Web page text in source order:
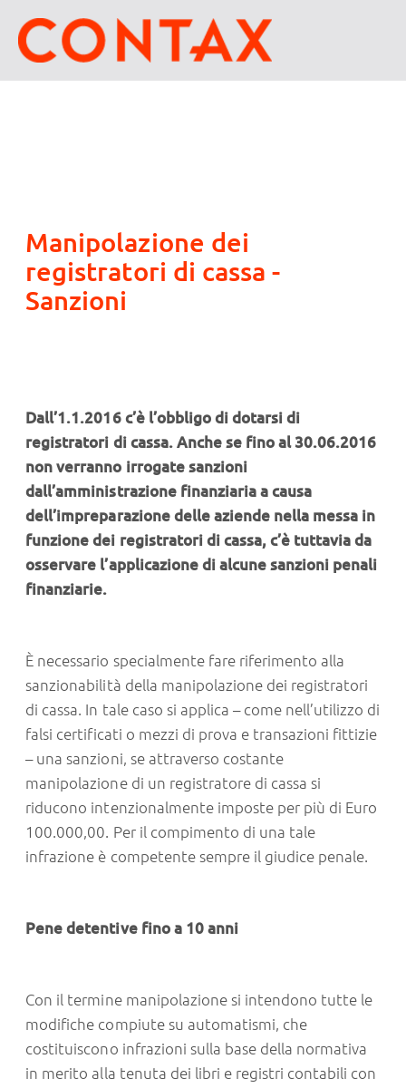
Manipolazione dei
registratori di cassa -
Sanzioni
Dall’1.1.2016 c’è l’obbligo di dotarsi di
registratori di cassa. Anche se fino al 30.06.2016
non verranno irrogate sanzioni
dall’amministrazione finanziaria a causa
dell’impreparazione delle aziende nella messa in
funzione dei registratori di cassa, c’è tuttavia da
osservare l’applicazione di alcune sanzioni penali
finanziarie.
È necessario specialmente fare riferimento alla
sanzionabilità della manipolazione dei registratori
di cassa. In tale caso si applica – come nell’utilizzo di
falsi certificati o mezzi di prova e transazioni fittizie
– una sanzioni, se attraverso costante
manipolazione di un registratore di cassa si
riducono intenzionalmente imposte per più di Euro
100.000,00. Per il compimento di una tale
infrazione è competente sempre il giudice penale.
Pene detentive fino a 10 anni
Con il termine manipolazione si intendono tutte le
modifiche compiute su automatismi, che
costituiscono infrazioni sulla base della normativa
in merito alla tenuta dei libri e registri contabili con